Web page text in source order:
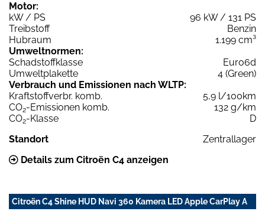
Motor:
kW / PS
96 kW / 131 PS
Treibstoff
Benzin
Hubraum
1.199 cm³
Umweltnormen:
Schadstoffklasse
Euro6d
Umweltplakette
4 (Green)
Verbrauch und Emissionen nach WLTP:
Kraftstoffverbr. komb.
5,9 l/100km
CO2-Emissionen komb.
132 g/km
CO2-Klasse
D
Standort
Zentrallager
Details zum Citroën C4 anzeigen
Citroën C4 Shine HUD Navi 360 Kamera LED Apple CarPlay A